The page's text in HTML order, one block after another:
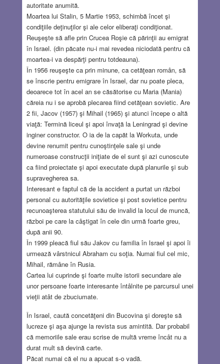
autoritate anumită.
Moartea lui Stalin, 5 Martie 1953, schimbă încet şi
condiţiile deţinuţilor şi ale celor eliberaţi condiţionat.
Reuşeşte să afle prin Crucea Roşie că părinţii au emigrat
în Israel. (din păcate nu-i mai revedea niciodată pentru că
moartea-i va despărţi pentru totdeauna).
În 1956 reuşeşte ca prin minune, ca cetăţean român, să
se înscrie pentru emigrare în Israel, dar nu poate pleca,
deoarece tot în acel an se căsătorise cu Maria (Mania)
căreia nu i se aprobă plecarea fiind cetăţean sovietic. Are
2 fii, Jacov (1957) şi Mihail (1965) şi atunci începe o altă
viaţă: Termină liceul şi apoi învaţă la Leningrad şi devine
inginer constructor. O ia de la capăt la Workuta, unde
devine renumit pentru cunoştinţele sale şi unde
numeroase construcţii iniţiate de el sunt şi azi cunoscute
ca fiind proiectate şi apoi executate după planurile şi sub
supravegherea sa.
Interesant e faptul că de la accident a purtat un război
personal cu autorităţile sovietice şi post sovietice pentru
recunoaşterea statutului său de invalid la locul de muncă,
război pe care la câştigat în cele din urmă foarte greu,
după anii 90.
În 1999 pleacă fiul său Jakov cu familia în Israel şi apoi îi
urmează vârstnicul Abraham cu soţia. Numai fiul cel mic,
Mihail, rămâne în Rusia.
Cartea lui cuprinde şi foarte multe istorii secundare ale
unor persoane foarte interesante întâlnite pe parcursul unei
vieţii atât de zbuciumate.
În Israel, caută concetăţeni din Bucovina şi doreşte să
lucreze şi aşa ajunge la revista sus amintită. Dar probabil
că memoriile sale erau scrise de multă vreme încât nu a
durat mult să devină carte.
Păcat numai că el nu a apucat s-o vadă.